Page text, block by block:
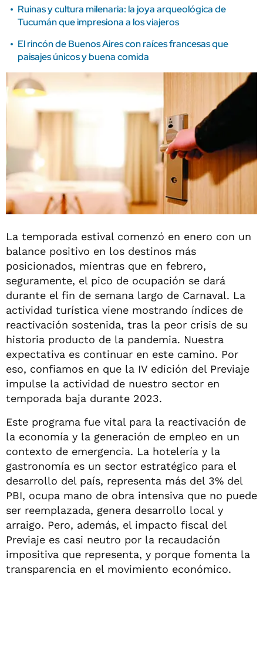
Ruinas y cultura milenaria: la joya arqueológica de
Tucumán que impresiona a los viajeros
El rincón de Buenos Aires con raíces francesas que
paisajes únicos y buena comida
La temporada estival comenzó en enero con un
balance positivo en los destinos más
posicionados, mientras que en febrero,
seguramente, el pico de ocupación se dará
durante el fin de semana largo de Carnaval. La
actividad turística viene mostrando índices de
reactivación sostenida, tras la peor crisis de su
historia producto de la pandemia. Nuestra
expectativa es continuar en este camino. Por
eso, confiamos en que la IV edición del Previaje
impulse la actividad de nuestro sector en
temporada baja durante 2023.
Este programa fue vital para la reactivación de
la economía y la generación de empleo en un
contexto de emergencia. La hotelería y la
gastronomía es un sector estratégico para el
desarrollo del país, representa más del 3% del
PBI, ocupa mano de obra intensiva que no puede
ser reemplazada, genera desarrollo local y
arraigo. Pero, además, el impacto fiscal del
Previaje es casi neutro por la recaudación
impositiva que representa, y porque fomenta la
transparencia en el movimiento económico.